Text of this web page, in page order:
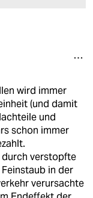
wird immer
(und damit
und
schon immer
verstopfte
in der
verursachte